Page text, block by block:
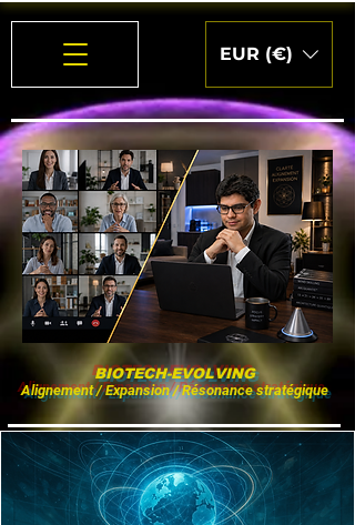
EUR (€)
BIOTECH-EVOLVING
Alignement / Expansion / Résonance stratégique